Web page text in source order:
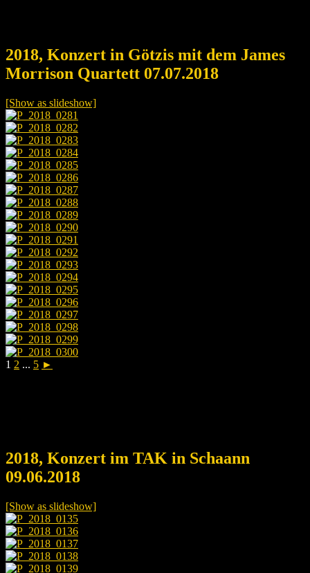
2018, Konzert in Götzis mit dem James
Morrison Quartett 07.07.2018
[Show as slideshow]
1 2 ... 5 ►
2018, Konzert im TAK in Schaann
09.06.2018
[Show as slideshow]